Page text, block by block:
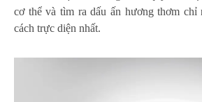
cơ thể và tìm ra dấu ấn hương thơm chỉ
cách trực diện nhất.